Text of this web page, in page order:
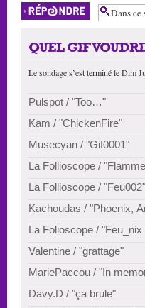
Répondre
QUEL GIF
Le sondage s’est terminé le Dim
Pulspot / "Too…"
Kam / "ChickenFire"
Musecyan / "Gif0001"
La Follioscope /
La Follioscope / "Feu002"
Kachoudas / "Phoenix,
La Folioscope /
Valentine / "grattage"
MariePaccou / "In
Davy.D / "ça brule"